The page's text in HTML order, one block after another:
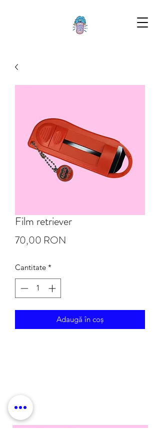
Film retriever
70,00 RON
Cantitate *
Adaugă în coș